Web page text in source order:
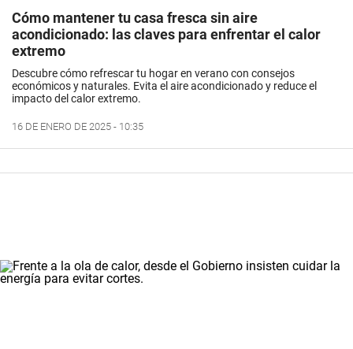
Cómo mantener tu casa fresca sin aire
acondicionado: las claves para enfrentar el calor
extremo
Descubre cómo refrescar tu hogar en verano con consejos
económicos y naturales. Evita el aire acondicionado y reduce el
impacto del calor extremo.
16 DE ENERO DE 2025 - 10:35